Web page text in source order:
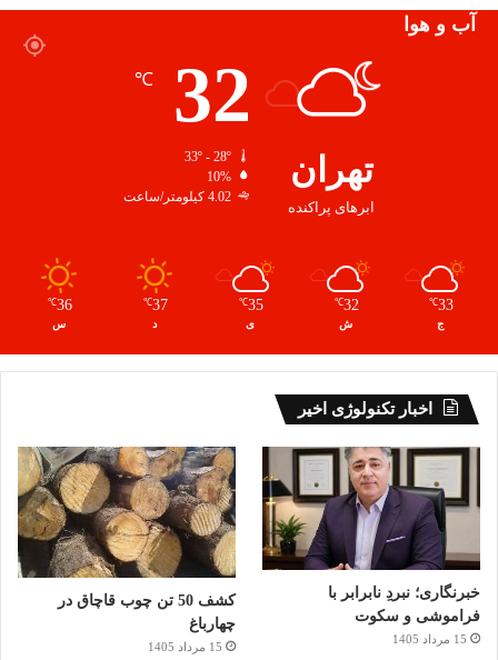
آب و هوا
تهران
ابرهای پراکنده
32
℃
10%
4.02 کیلومتر/ساعت
33
℃
ج
32
℃
ش
35
℃
ی
37
℃
د
36
℃
س
اخبار تکنولوژی اخیر
خبرنگاری؛ نبردِ نابرابر با
فراموشی و سکوت
15 مرداد 1405
کشف 50 تن چوب قاچاق در
چهارباغ
15 مرداد 1405